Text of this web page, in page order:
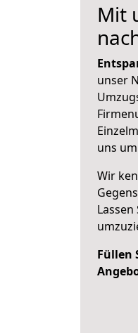
Mit
unser
uns
Wir
Füllen